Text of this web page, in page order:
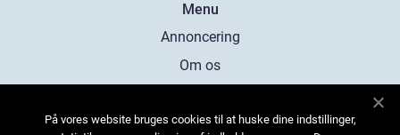
Menu
Annoncering
Om os
Kontakt os
På vores website bruges cookies til at huske dine indstillinger,